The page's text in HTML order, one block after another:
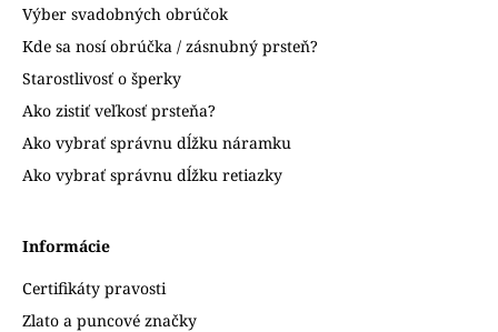
Výber svadobných obrúčok
Kde sa nosí obrúčka / zásnubný prsteň?
Starostlivosť o šperky
Ako zistiť veľkosť prsteňa?
Ako vybrať správnu dĺžku náramku
Ako vybrať správnu dĺžku retiazky
Informácie
Certifikáty pravosti
Zlato a puncové značky